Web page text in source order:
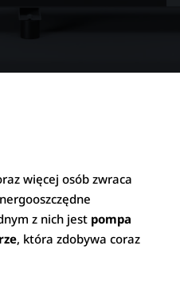
więcej osób zwraca
z nich jest pompa
, która zdobywa coraz